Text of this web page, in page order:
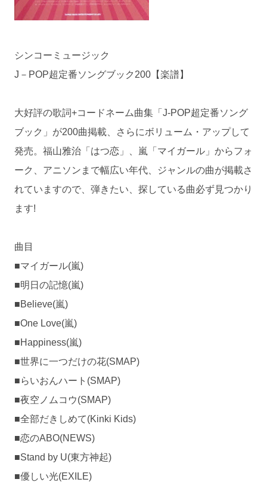
シンコーミュージック
J－POP超定番ソングブック200【楽譜】
大好評の歌詞+コードネーム曲集「J-POP超定番ソング
ブック」が200曲掲載、さらにボリューム・アップして
発売。福山雅治「はつ恋」、嵐「マイガール」からフォ
ーク、アニソンまで幅広い年代、ジャンルの曲が掲載さ
れていますので、弾きたい、探している曲必ず見つかり
ます!
曲目
■マイガール(嵐)
■明日の記憶(嵐)
■Believe(嵐)
■One Love(嵐)
■Happiness(嵐)
■世界に一つだけの花(SMAP)
■らいおんハート(SMAP)
■夜空ノムコウ(SMAP)
■全部だきしめて(Kinki Kids)
■恋のABO(NEWS)
■Stand by U(東方神起)
■優しい光(EXILE)